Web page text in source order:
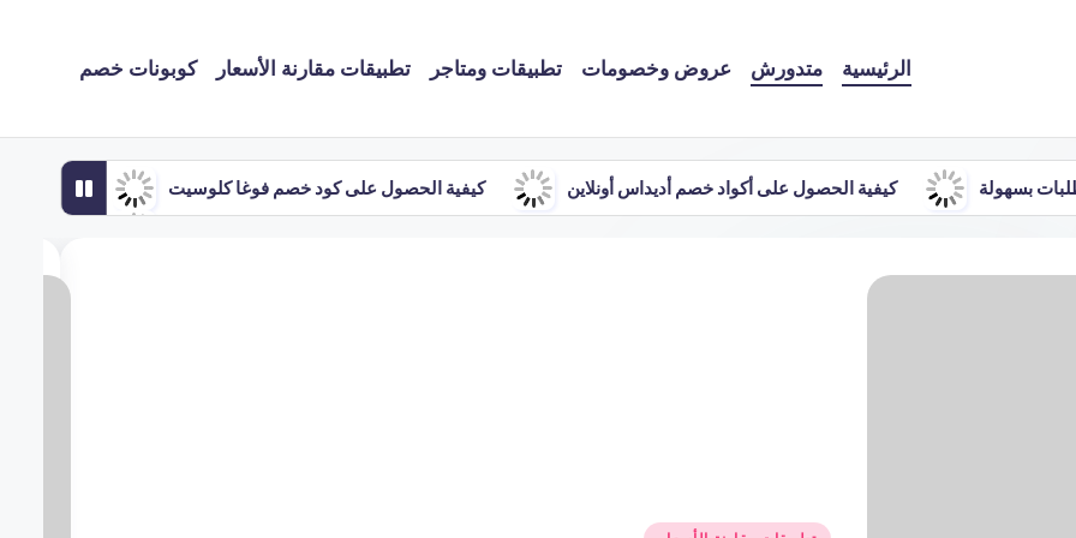
الرئيسية متدورش عروض وخصومات تطبيقات ومتاجر تطبيقات مقارنة الأسعار كوبونات خصم
كيفية الحصول على كود خصم فوغا كلوسيت كيفية الحصول على أكواد خصم أديداس أونلاين
بسهولة